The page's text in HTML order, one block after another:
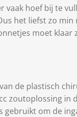
vaak hoef bij te
het liefst zo
moet
de plastisch
zoutoplossing in
gebruikt om de